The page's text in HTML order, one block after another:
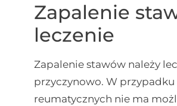
Zapalenie
leczenie
Zapalenie stawów należy
przyczynowo. W
reumatycznych nie ma